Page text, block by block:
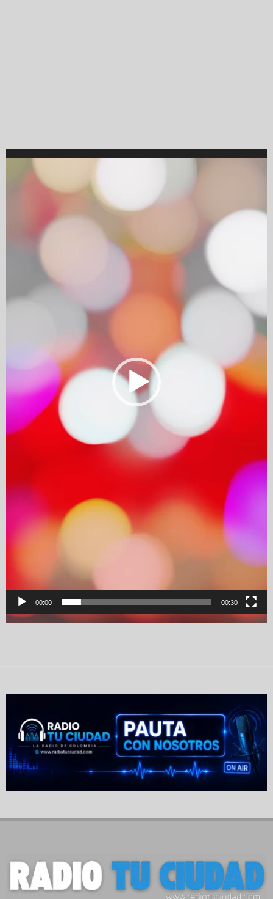
Video
Player
00:00 00:30